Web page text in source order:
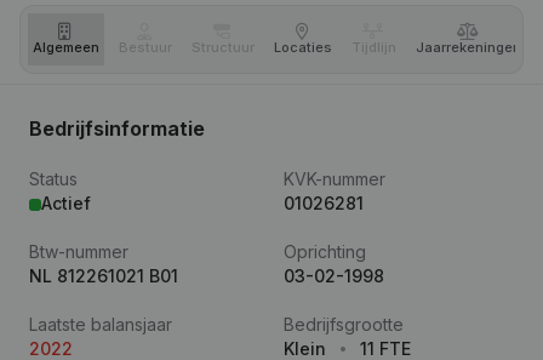
Algemeen Bestuur Structuur Locaties Tijdlijn Jaar­rekeningen
Bedrijfsinformatie
Status
Actief
KVK-nummer
01026281
Btw-nummer
NL 812261021 B01
Oprichting
03-02-1998
Laatste balansjaar
2022
Bedrijfsgrootte
Klein
11 FTE